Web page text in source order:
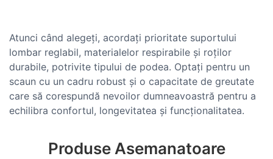
Atunci când alegeți, acordați prioritate suportului
lombar reglabil, materialelor respirabile și roților
durabile, potrivite tipului de podea. Optați pentru un
scaun cu un cadru robust și o capacitate de greutate
care să corespundă nevoilor dumneavoastră pentru a
echilibra confortul, longevitatea și funcționalitatea.
Produse Asemanatoare